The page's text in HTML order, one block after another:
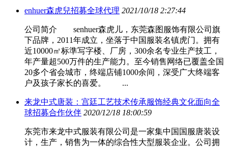
enhuer森虎兒招募全球代理 2021/10/18 2:27:44
公司简介 senhuer森虎儿，东莞森图服饰有限公司旗
下品牌，2011年成立，坐落于中国服装名镇虎门。拥有
近10000㎡标準写字楼、厂房，300余名专业生产技工，
年产量超500万件的生产能力。至今销售网络已覆盖全国
20多个省会城市，终端店铺1000余间，深受广大终端客
户及孩子家长的喜爱。 ...
来龙中式唐装：宫廷工艺技术传承服饰经典文化面向全
球招募合作伙伴 2020/12/18 18:00:59
东莞市来龙中式服装有限公司是一家集中国国服唐装设
计，生产，销售为一体的综合性大型服装企业。公司拥